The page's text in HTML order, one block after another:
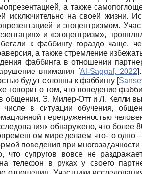
а также
на своей жизни.
и эгоцентризмом.
и «эгоцентризм»,
к фаббингу гораздо чаще,
а также стремление
фаббинга в отношении
внимания [Al-Saggaf, 2022]
будут склонны к фаббингу [
говорит о том, что поведение
общении. Э. Милер-Отт и Л. Келли
в ситуации обучения,
перегруженностью
обнаружено, что
мире делаем что-то одно
поведения при многозадачности
что супругов вовсе не
телефон в руках у своего
Участники